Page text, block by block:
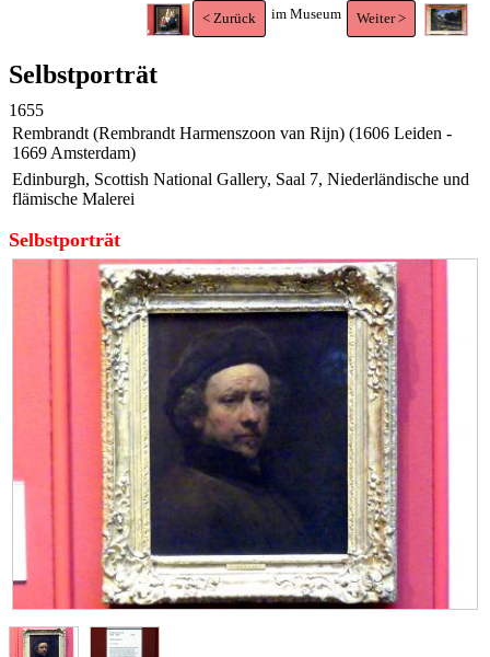
< Zurück im Museum Weiter >
Selbstporträt
1655
Rembrandt (Rembrandt Harmenszoon van Rijn) (1606 Leiden -
1669 Amsterdam)
Edinburgh, Scottish National Gallery, Saal 7, Niederländische und
flämische Malerei
Selbstporträt